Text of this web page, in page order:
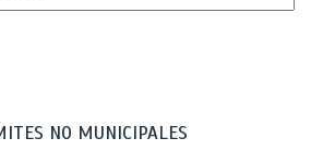
NO MUNICIPALES